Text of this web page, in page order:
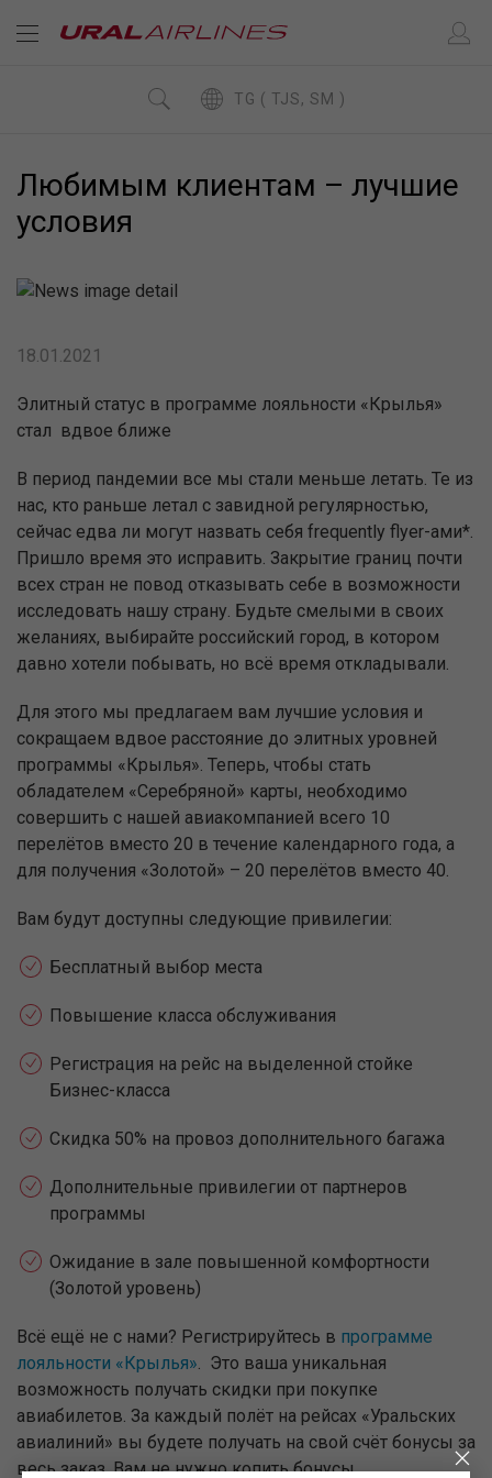
TG ( TJS, SM )
Любимым клиентам – лучшие
условия
18.01.2021
Элитный статус в программе лояльности «Крылья»
стал вдвое ближе
В период пандемии все мы стали меньше летать. Те из
нас, кто раньше летал с завидной регулярностью,
сейчас едва ли могут назвать себя frequently flyer-ами*.
Пришло время это исправить. Закрытие границ почти
всех стран не повод отказывать себе в возможности
исследовать нашу страну. Будьте смелыми в своих
желаниях, выбирайте российский город, в котором
давно хотели побывать, но всё время откладывали.
Для этого мы предлагаем вам лучшие условия и
сокращаем вдвое расстояние до элитных уровней
программы «Крылья». Теперь, чтобы стать
обладателем «Серебряной» карты, необходимо
совершить с нашей авиакомпанией всего 10
перелётов вместо 20 в течение календарного года, а
для получения «Золотой» – 20 перелётов вместо 40.
Вам будут доступны следующие привилегии:
Бесплатный выбор места
Повышение класса обслуживания
Регистрация на рейс на выделенной стойке
Бизнес-класса
Скидка 50% на провоз дополнительного багажа
Дополнительные привилегии от партнеров
программы
Ожидание в зале повышенной комфортности
(Золотой уровень)
Всё ещё не с нами? Регистрируйтесь в программе
лояльности «Крылья». Это ваша уникальная
возможность получать скидки при покупке
авиабилетов. За каждый полёт на рейсах «Уральских
авиалиний» вы будете получать на свой счёт бонусы за
весь заказ. Вам не нужно копить бонусы,